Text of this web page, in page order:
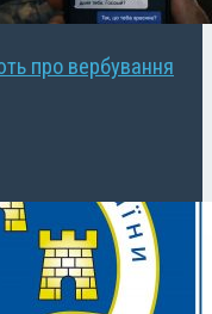
про вербування